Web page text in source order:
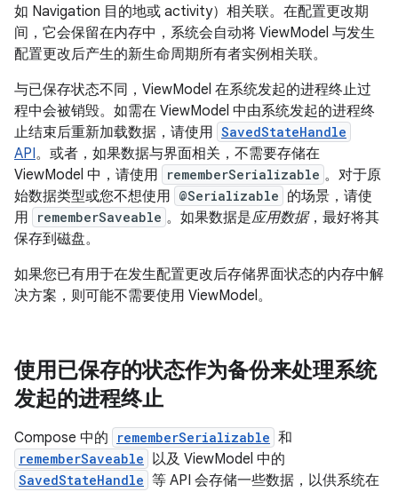
如 Navigation 目的地或 activity）相关联。在配置更改期
间，它会保留在内存中，系统会自动将 ViewModel 与发生
配置更改后产生的新生命周期所有者实例相关联。
与已保存状态不同，ViewModel 在系统发起的进程终止过
程中会被销毁。如需在 ViewModel 中由系统发起的进程终
止结束后重新加载数据，请使用 SavedStateHandle
API。或者，如果数据与界面相关，不需要存储在
ViewModel 中，请使用
rememberSerializable 。对于原
始数据类型或您不想使用 @Serializable 的场景，请使
用
rememberSaveable 。如果数据是应用数据，最好将其
保存到磁盘。
如果您已有用于在发生配置更改后存储界面状态的内存中解
决方案，则可能不需要使用 ViewModel。
使用已保存的状态作为备份来处理系统
发起的进程终止
Compose 中的 rememberSerializable 和
rememberSaveable 以及 ViewModel 中的
SavedStateHandle 等 API 会存储一些数据，以供系统在